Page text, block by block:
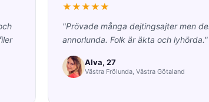
★★★★★
"Prövade många dejtingsajter men
annorlunda. Folk är äkta och lyhörda."
Alva, 27
Västra Frölunda, Västra Götaland